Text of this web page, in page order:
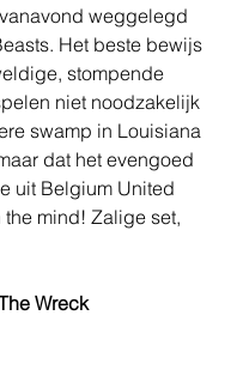
weggelegd
Het beste bewijs
stompende
niet noodzakelijk
swamp in Louisiana
dat het evengoed
uit Belgium United
the mind! Zalige set,
Wreck